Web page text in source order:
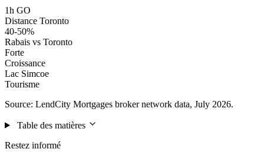
1h GO
Distance Toronto
40-50%
Rabais vs Toronto
Forte
Croissance
Lac Simcoe
Tourisme
Source: LendCity Mortgages broker network data, July 2026.
Table des matières
Restez informé